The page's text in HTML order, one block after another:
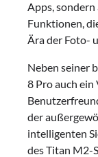
Apps, sondern
Funktionen,
Ära der Foto-
Neben seiner
8 Pro auch
der
intelligenten
des Titan M2-